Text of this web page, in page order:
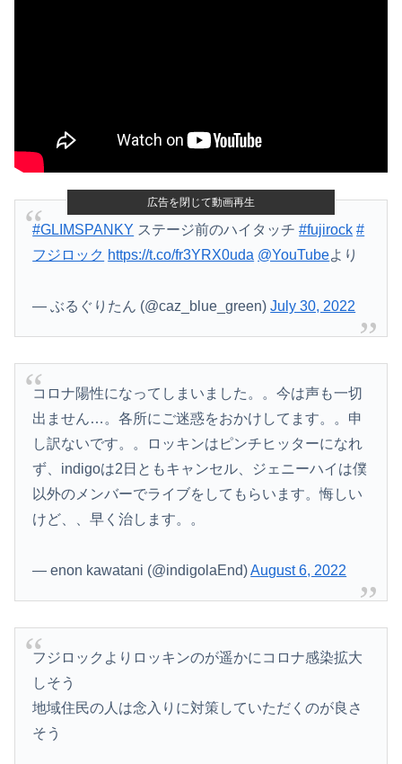
#GLIMSPANKY ステージ前のハイタッチ#fujirock #
フジロック https://t.co/fr3YRX0uda @YouTubeより
— ぶるぐりたん (@caz_blue_green)July 30, 2022
コロナ陽性になってしまいました。。今は声も一切
出ません…。各所にご迷惑をおかけしてます。。申
し訳ないです。。ロッキンはピンチヒッターになれ
ず、indigoは2日ともキャンセル、ジェニーハイは僕
以外のメンバーでライブをしてもらいます。悔しい
けど、、早く治します。。
— enon kawatani (@indigolaEnd)August 6, 2022
フジロックよりロッキンのが遥かにコロナ感染拡大
しそう
地域住民の人は念入りに対策していただくのが良さ
そう
広告を閉じて動画再生